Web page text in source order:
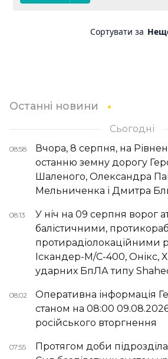
Останні новини
Сьогодні
08:58
Вчора, 8 серпня, на
останню земну дорогу
Шаленого, Олександра
Мельниченка і Дмитра
08:13
У ніч на 09 серпня ворог
балістичними,
протирадіолокаційними
Іскандер-М/С-400, Онікс,
ударних БпЛА типу
08:02
Оперативна інформація
станом на 08:00
російського вторгнення
07:55
Протягом доби